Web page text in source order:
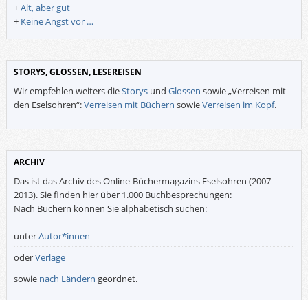
+Alt, aber gut
+ Keine Angst vor …
STORYS, GLOSSEN, LESEREISEN
Wir empfehlen weiters dieStorysund Glossen sowie „Verreisen mit
den Eselsohren“:Verreisen mit Büchern sowieVerreisen im Kopf.
ARCHIV
Das ist das Archiv des Online-Büchermagazins Eselsohren (2007–
2013). Sie finden hier über 1.000 Buchbesprechungen:
Nach Büchern können Sie alphabetisch suchen:
unterAutor*innen
oderVerlage
sowie nach Ländern geordnet.